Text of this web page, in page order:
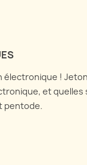
électronique !
et
pentode.